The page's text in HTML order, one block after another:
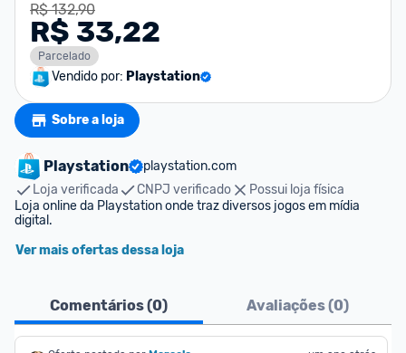
R$ 132,90
R$ 33,22
Parcelado
Vendido por: Playstation
Sobre a loja
Playstation
playstation.com
Loja verificada
CNPJ verificado
Possui loja física
Loja online da Playstation onde traz diversos jogos em mídia
digital.
Ver mais ofertas dessa loja
Comentários (0) Avaliações (0)